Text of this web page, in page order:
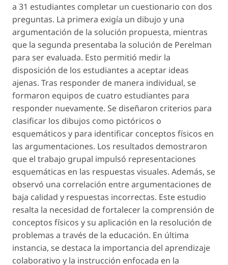
a 31 estudiantes completar un cuestionario con dos
preguntas. La primera exigía un dibujo y una
argumentación de la solución propuesta, mientras
que la segunda presentaba la solución de Perelman
para ser evaluada. Esto permitió medir la
disposición de los estudiantes a aceptar ideas
ajenas. Tras responder de manera individual, se
formaron equipos de cuatro estudiantes para
responder nuevamente. Se diseñaron criterios para
clasificar los dibujos como pictóricos o
esquemáticos y para identificar conceptos físicos en
las argumentaciones. Los resultados demostraron
que el trabajo grupal impulsó representaciones
esquemáticas en las respuestas visuales. Además, se
observó una correlación entre argumentaciones de
baja calidad y respuestas incorrectas. Este estudio
resalta la necesidad de fortalecer la comprensión de
conceptos físicos y su aplicación en la resolución de
problemas a través de la educación. En última
instancia, se destaca la importancia del aprendizaje
colaborativo y la instrucción enfocada en la